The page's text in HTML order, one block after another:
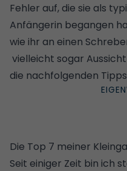
Fehler auf, die sie als
Anfängerin begangen
wie ihr an einen
vielleicht sogar
die nachfolgenden
Die Top 7 meiner
Seit einiger Zeit bin ich